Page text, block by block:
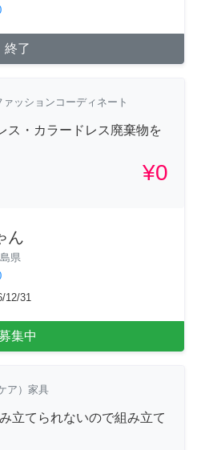
終了
ァッションコーディネート
ス・カラードレス廃棄物を
¥0
ん
県
12/31
集中
ア）家具
立てられないので組み立て